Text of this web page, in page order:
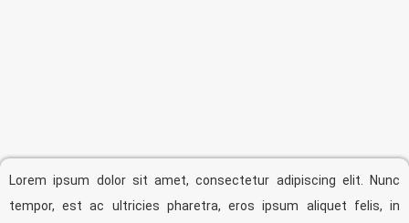
Lorem ipsum dolor sit amet, consectetur adipiscing elit. Nunc
tempor, est ac ultricies pharetra, eros ipsum aliquet felis, in